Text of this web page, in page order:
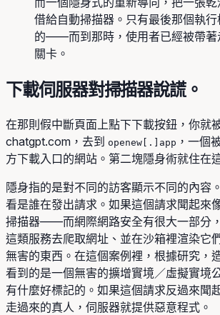
借給自動掃描器。只有最後那個執
的——而到那時，使用者已經被帶著
關卡。
下載伺服器對掃描器說謊。
在那則假中斷頁面上點下下載按鈕，你就
chatgpt.com，去到 openew[.]app ，一個
方下載入口的網站。第二塊隱身術就住在
隱身指的是對不同的訪客顯示不同的內容
看是誰在發出請求。如果這個請求聞起來
掃描器——而網際網路安全有很大一部分
這類服務去爬取網址、並在沙箱裡渲染
無害的東西。在這個案例裡，根據研究，
看到的是一個無害的擴增實境／虛擬實境
有什麼好標記的。如果這個請求反過來聞
走過來的真人，伺服器就提供惡意程式。